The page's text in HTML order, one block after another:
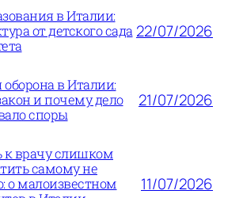
в Италии:
от детского сада 22/07/2026
в Италии:
и почему дело
споры
21/07/2026
к врачу слишком
самому не
о малоизвестном
11/07/2026